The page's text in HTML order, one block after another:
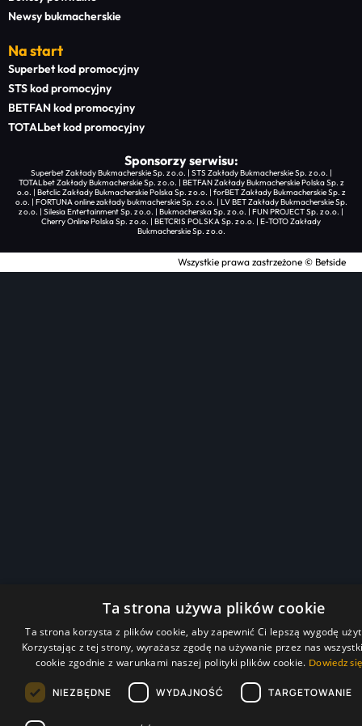
Newsy bukmacherskie
Na start
Superbet kod promocyjny
STS kod promocyjny
BETFAN kod promocyjny
TOTALbet kod promocyjny
Sponsorzy serwisu:
Superbet Zakłady Bukmacherskie Sp. z o.o. | STS Zakłady Bukmacherskie Sp. z o.o. |
TOTALbet Zakłady Bukmacherskie Sp. z o.o. | BETFAN Zakłady Bukmacherskie Polska Sp. z
o.o. | Betclic Zakłady Bukmacherskie Polska Sp. z o.o. | forBET Zakłady Bukmacherskie Sp. z
o.o. | FORTUNA online zakłady bukmacherskie Sp. z o.o. | LV BET Zakłady Bukmacherskie Sp.
z o.o. | Silesia Entertainment Sp. z o.o. | Bukmacherska Sp. z o.o. | FUN PROJECT Sp. z o.o. |
Cherry Online Polska Sp. z o.o. | BETCRIS POLSKA Sp. z o.o. | E-TOTO Zakłady
Bukmacherskie Sp. z o.o.
Wszystkie prawa zastrzeżone © Betside
Ta strona używa plików cookie
Ta strona korzysta z plików cookie, aby zapewnić Ci lepszą wygodę
Korzystając z tej strony, wyrażasz zgodę na używanie przez nas
cookie zgodnie z warunkami naszej polityki plików cookie. Dowiedz
NIEZBĘDNE WYDAJNOŚĆ TARGETOWANIE